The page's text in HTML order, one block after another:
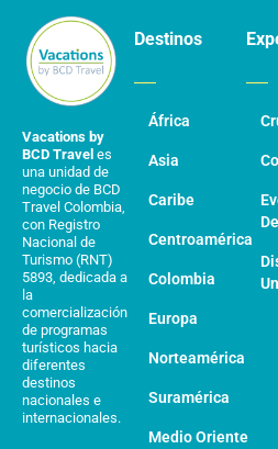
Vacations by
BCD Travel es
una unidad de
negocio de BCD
Travel Colombia,
con Registro
Nacional de
Turismo (RNT)
5893, dedicada a
la
comercialización
de programas
turísticos hacia
diferentes
destinos
nacionales e
internacionales.
Destinos
África
Asia
Caribe
Centroamérica
Colombia
Europa
Norteamérica
Suramérica
Medio Oriente